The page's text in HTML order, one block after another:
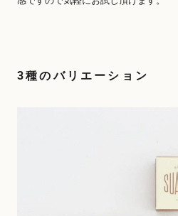
3種のバリエーション